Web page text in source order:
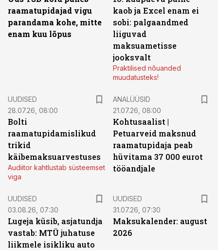
raamatupidajad vigu
parandama kohe, mitte
enam kuu lõpus
kaob ja Excel enam ei
sobi: palgaandmed
liiguvad
maksuametisse
jooksvalt
Praktilised nõuanded
muudatusteks!
UUDISED
28.07.26, 08:00
Bolti
raamatupidamislikud
trikid
käibemaksuarvestuses
Audiitor kahtlustab süsteemset
viga
ANALÜÜSID
21.07.26, 08:00
Kohtusaalist |
Petuarveid maksnud
raamatupidaja peab
hüvitama 37 000 eurot
tööandjale
UUDISED
03.08.26, 07:30
Lugeja küsib, asjatundja
vastab: MTÜ juhatuse
liikmele isikliku auto
UUDISED
31.07.26, 07:30
Maksukalender: august
2026